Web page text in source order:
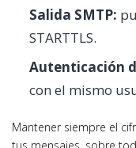
Salida SMTP:
STARTTLS.
Autenticación
con el mismo
Mantener siempre el